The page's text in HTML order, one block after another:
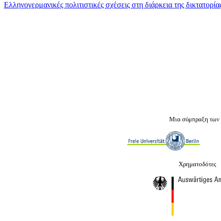
Ελληνογερμανικές πολιτιστικές σχέσεις στη διάρκεια της
Μια σύμπραξη των
Χρηματοδότες